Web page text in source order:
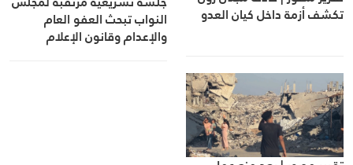
تكشف أزمة داخل كيان العدو النواب تبحث العفو العام
والإعدام وقانون الإعلام